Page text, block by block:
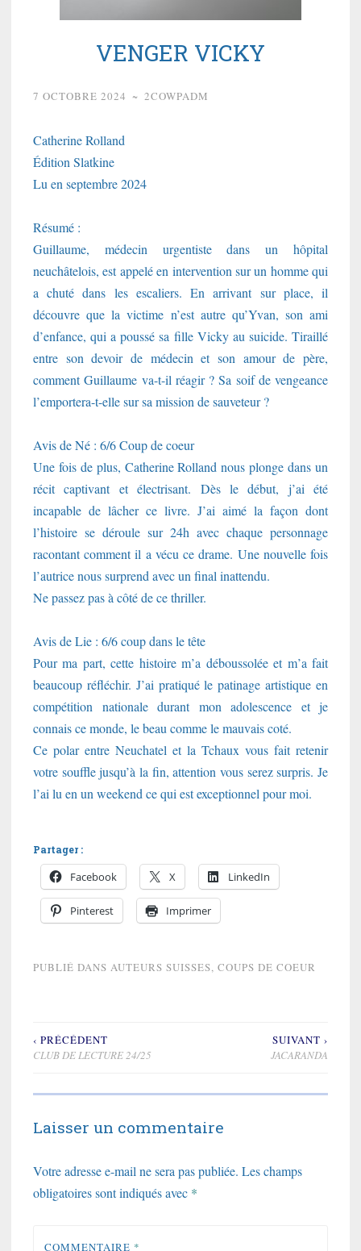
VENGER VICKY
7 OCTOBRE 2024 ~ 2COWPADM
Catherine Rolland
Édition Slatkine
Lu en septembre 2024
Résumé :
Guillaume, médecin urgentiste dans un hôpital
neuchâtelois, est appelé en intervention sur un homme qui
a chuté dans les escaliers. En arrivant sur place, il
découvre que la victime n’est autre qu’Yvan, son ami
d’enfance, qui a poussé sa fille Vicky au suicide. Tiraillé
entre son devoir de médecin et son amour de père,
comment Guillaume va-t-il réagir ? Sa soif de vengeance
l’emportera-t-elle sur sa mission de sauveteur ?
Avis de Né : 6/6 Coup de coeur
Une fois de plus, Catherine Rolland nous plonge dans un
récit captivant et électrisant. Dès le début, j’ai été
incapable de lâcher ce livre. J’ai aimé la façon dont
l’histoire se déroule sur 24h avec chaque personnage
racontant comment il a vécu ce drame. Une nouvelle fois
l’autrice nous surprend avec un final inattendu.
Ne passez pas à côté de ce thriller.
Avis de Lie : 6/6 coup dans le tête
Pour ma part, cette histoire m’a déboussolée et m’a fait
beaucoup réfléchir. J’ai pratiqué le patinage artistique en
compétition nationale durant mon adolescence et je
connais ce monde, le beau comme le mauvais coté.
Ce polar entre Neuchatel et la Tchaux vous fait retenir
votre souffle jusqu’à la fin, attention vous serez surpris. Je
l’ai lu en un weekend ce qui est exceptionnel pour moi.
Partager :
Facebook X LinkedIn
Pinterest Imprimer
PUBLIÉ DANS AUTEURS SUISSES, COUPS DE COEUR
Navigation
l’article
‹ PRÉCÉDENT
CLUB DE LECTURE 24/25
SUIVANT ›
JACARANDA
Laisser un commentaire
Votre adresse e-mail ne sera pas publiée. Les champs
obligatoires sont indiqués avec *
COMMENTAIRE *